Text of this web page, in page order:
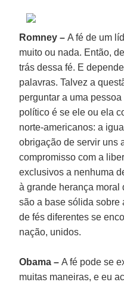
Romney –A fé de um
muito ou nada. Então,
trás dessa fé. E
palavras. Talvez a
perguntar a uma
político é se ele ou ela
norte-americanos: a
obrigação de servir uns
compromisso com a
exclusivos a nenhuma
à grande herança moral
são a base sólida sobre
de fés diferentes se
nação, unidos.
Obama –A fé pode se
muitas maneiras, e eu